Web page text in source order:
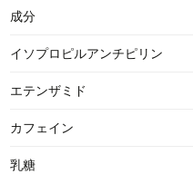
成分
イソプロピルアンチピリン
エテンザミド
カフェイン
乳糖